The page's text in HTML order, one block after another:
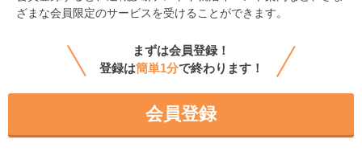
ざまな会員限定のサービスを受けることができます。
まずは会員登録！
登録は簡単1分で終わります！
会員登録